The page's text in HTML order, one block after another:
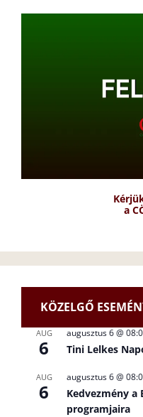
a
KÖZELGŐ
AUG
6
augusztus 6 @
Tini Lelkes
AUG
6
augusztus 6 @
Kedvezmény a
programjaira